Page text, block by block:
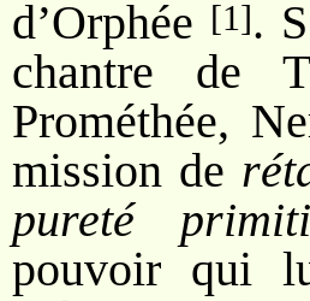
d’Orphée [1].
chantre de
Prométhée,
mission de
pureté
pouvoir qui